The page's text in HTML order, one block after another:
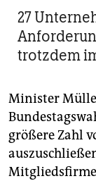
27
trotzdem
Minister
größere Zahl